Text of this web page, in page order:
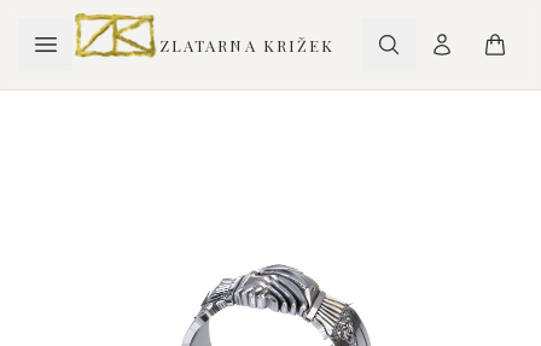
ZLATARNA KRIŽEK